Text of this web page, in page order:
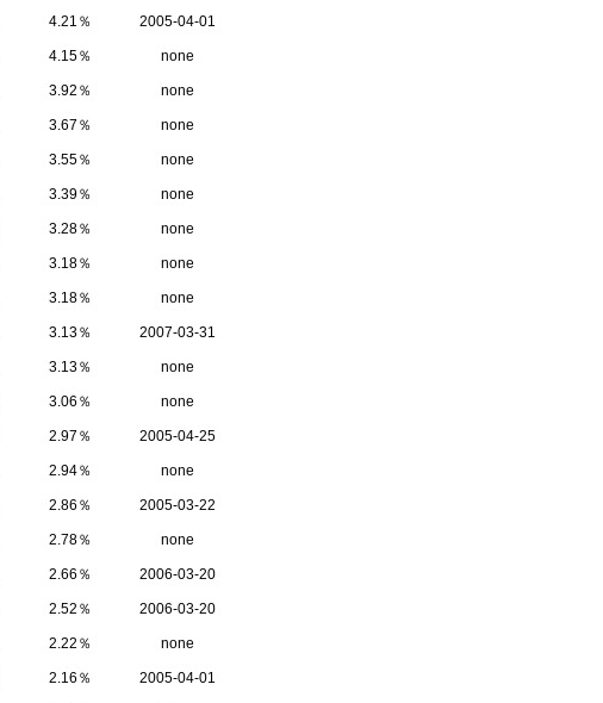
4.21％ 2005-04-01
4.15％ none
3.92％ none
3.67％ none
3.55％ none
3.39％ none
3.28％ none
3.18％ none
3.18％ none
3.13％ 2007-03-31
3.13％ none
3.06％ none
2.97％ 2005-04-25
2.94％ none
2.86％ 2005-03-22
2.78％ none
2.66％ 2006-03-20
2.52％ 2006-03-20
2.22％ none
2.16％ 2005-04-01